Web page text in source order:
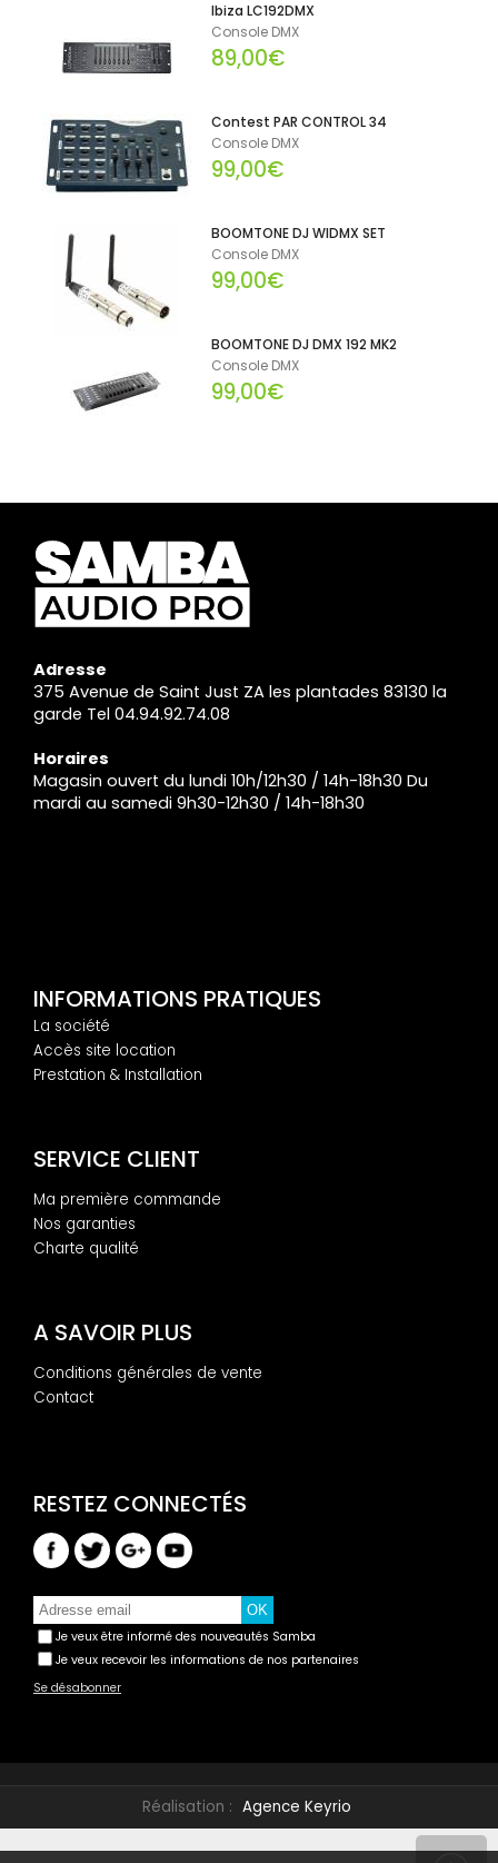
Ibiza LC192DMX
Console DMX
89,00€
Contest PAR CONTROL 34
Console DMX
99,00€
BOOMTONE DJ WIDMX SET
Console DMX
99,00€
BOOMTONE DJ DMX 192 MK2
Console DMX
99,00€
Adresse
375 Avenue de Saint Just ZA les plantades 83130 la
garde Tel 04.94.92.74.08
Horaires
Magasin ouvert du lundi 10h/12h30 / 14h-18h30 Du
mardi au samedi 9h30-12h30 / 14h-18h30
INFORMATIONS PRATIQUES
La société
Accès site location
Prestation & Installation
SERVICE CLIENT
Ma première commande
Nos garanties
Charte qualité
A SAVOIR PLUS
Conditions générales de vente
Contact
Je veux être informé des nouveautés Samba
Je veux recevoir les informations de nos partenaires
Se désabonner
Réalisation : Agence Keyrio